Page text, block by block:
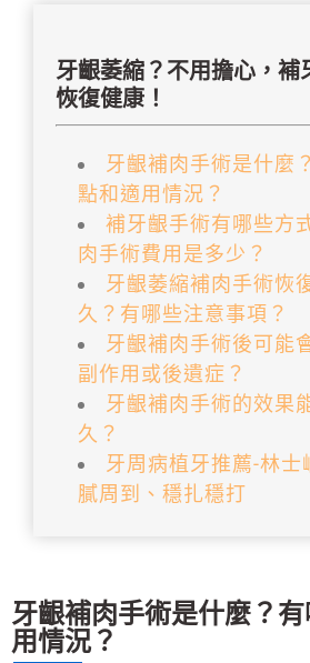
牙齦萎縮？不用擔心，補
恢復健康！
牙齦補肉手術是什麼
點和適用情況？
補牙齦手術有哪些方
肉手術費用是多少？
牙齦萎縮補肉手術恢
久？有哪些注意事項？
牙齦補肉手術後可能
副作用或後遺症？
牙齦補肉手術的效果
久？
牙周病植牙推薦-林士
膩周到、穩扎穩打
牙齦補肉手術是什麼？
用情況？